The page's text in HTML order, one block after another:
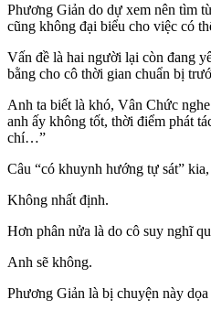
Phương Giản do dự xem nên tìm
cũng không đại biểu cho việc có
Vấn đề là hai người lại còn đang
bằng cho cô thời gian chuẩn bị
Anh ta biết là khó, Vân Chức
anh ấy không tốt, thời điểm phát
chí…”
Câu “có khuynh hướng tự sát”
Không nhất định.
Hơn phân nửa là do cô suy nghĩ
Anh sẽ không.
Phương Giản là bị chuyện này